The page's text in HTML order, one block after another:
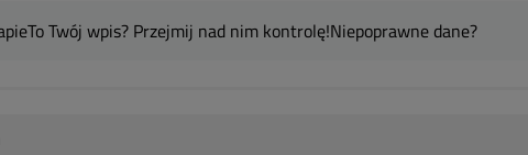
To Twój wpis? Przejmij nad nim kontrolę!Niepoprawne dane?